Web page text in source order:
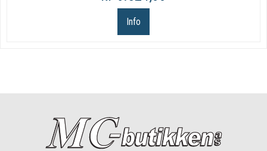
Info